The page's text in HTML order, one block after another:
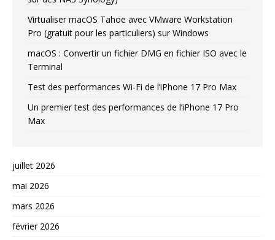
Virtualiser macOS Tahoe avec VMware Workstation
Pro (gratuit pour les particuliers) sur Windows
macOS : Convertir un fichier DMG en fichier ISO avec le
Terminal
Test des performances Wi-Fi de l’iPhone 17 Pro Max
Un premier test des performances de l’iPhone 17 Pro
Max
juillet 2026
mai 2026
mars 2026
février 2026